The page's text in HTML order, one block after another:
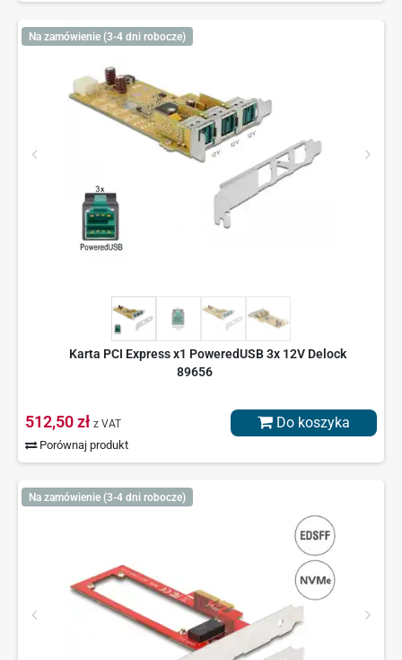
Na zamówienie (3-4 dni robocze)
Karta PCI Express x1 PoweredUSB 3x 12V Delock
89656
512,50 zł z VAT
Porównaj produkt
Do koszyka
Na zamówienie (3-4 dni robocze)